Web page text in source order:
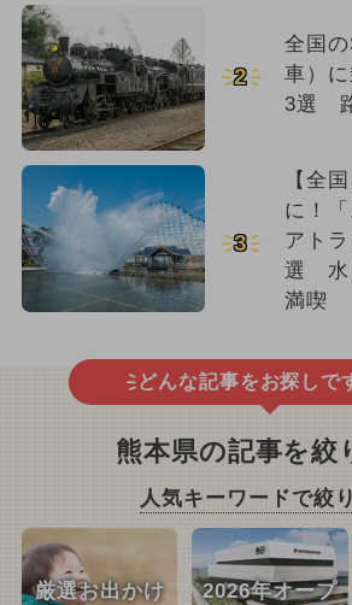
2
全国
車）
3選
3
【全
に！
アト
選 水
満喫
どんな記事をお探しで
熊本県の記事を絞
人気キーワードで絞
厳選お出かけ
2026年オープ